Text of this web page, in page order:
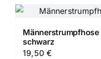
schwarz
19,50€